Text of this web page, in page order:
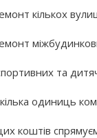
кількох
та
одиниць
коштів